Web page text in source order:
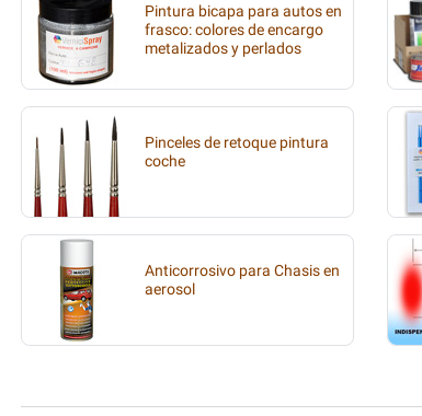
Pintura bicapa para autos en
frasco: colores de encargo
metalizados y perlados
Pinceles de retoque pintura
coche
Anticorrosivo para Chasis en
aerosol